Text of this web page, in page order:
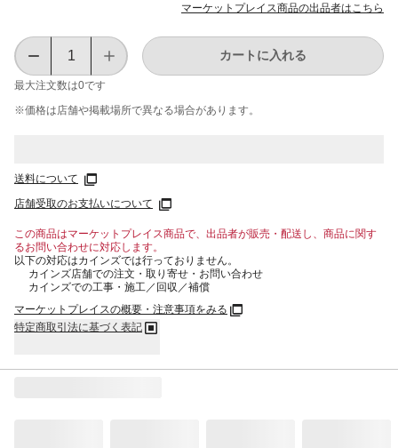
マーケットプレイス商品の出品者はこちら
最大注文数は0です
カートに入れる
※価格は​店舗や​掲載場所で​異なる​場合が​あります。
送料について
店舗受取のお支払いについて
この商品はマーケットプレイス商品で、出品者が販売・配送し、商品に関す
るお問い合わせに対応します。
以下の対応はカインズでは行っておりません。
カインズ店舗での注文・取り寄せ・お問い合わせ
カインズでの工事・施工／回収／補償
マーケットプレイスの概要・注意事項をみる
特定商取引法に基づく表記